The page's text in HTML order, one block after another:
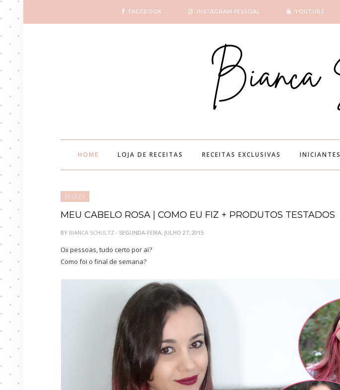
FACEBOOK INSTAGRAM PESSOAL YOUTUBE
HOME LOJA DE RECEITAS RECEITAS EXCLUSIVAS INICIANTES
BELEZA
MEU CABELO ROSA | COMO EU FIZ + PRODUTOS TESTADOS
BY BIANCA SCHULTZ - SEGUNDA-FEIRA, JULHO 27, 2015
Oii pessoas, tudo certo por ai?
Como foi o final de semana?